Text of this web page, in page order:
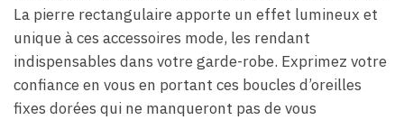
La pierre rectangulaire apporte un effet lumineux et
unique à ces accessoires mode, les rendant
indispensables dans votre garde-robe. Exprimez votre
confiance en vous en portant ces boucles d’oreilles
fixes dorées qui ne manqueront pas de vous